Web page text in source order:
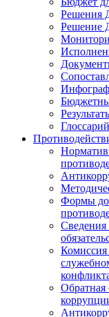
Решения
Решение
Глоссарий
Формы
Сведения
Обратная